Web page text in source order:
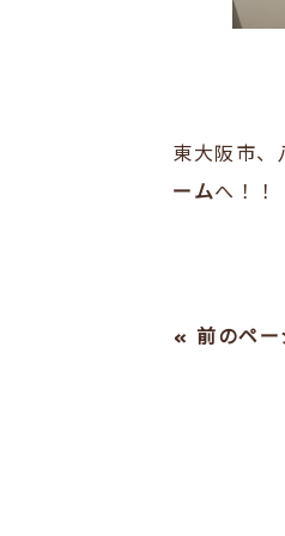
東大阪市
ームへ！！
« 前のペー